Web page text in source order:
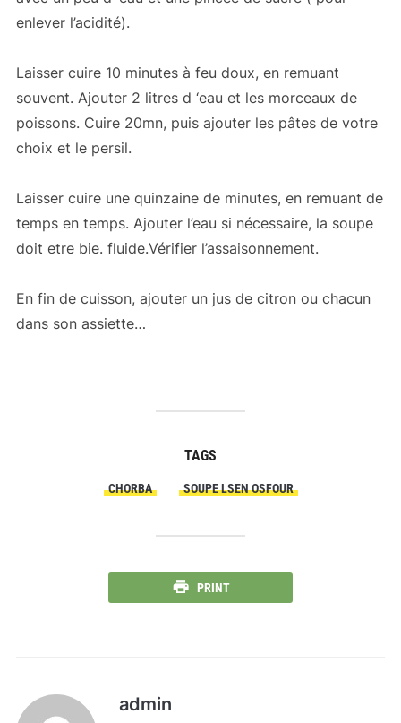
enlever l’acidité).
Laisser cuire 10 minutes à feu doux, en remuant
souvent. Ajouter 2 litres d ‘eau et les morceaux de
poissons. Cuire 20mn, puis ajouter les pâtes de votre
choix et le persil.
Laisser cuire une quinzaine de minutes, en remuant de
temps en temps. Ajouter l’eau si nécessaire, la soupe
doit etre bie. fluide.Vérifier l’assaisonnement.
En fin de cuisson, ajouter un jus de citron ou chacun
dans son assiette…
TAGS
CHORBA SOUPE LSEN OSFOUR
PRINT
admin